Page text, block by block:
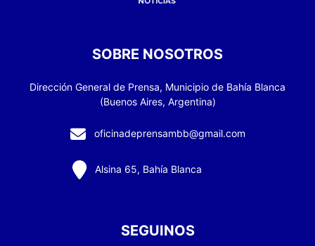
SOBRE NOSOTROS
Dirección General de Prensa, Municipio de Bahía Blanca
(Buenos Aires, Argentina)
oficinadeprensambb@gmail.com
Alsina 65, Bahía Blanca
SEGUINOS